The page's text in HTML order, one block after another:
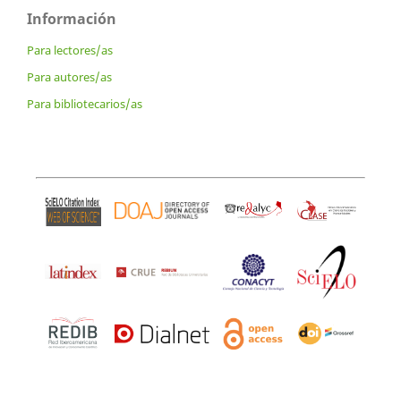
Información
Para lectores/as
Para autores/as
Para bibliotecarios/as